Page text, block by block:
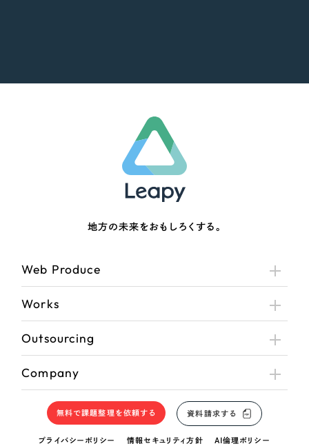
その他
さらに条件を追加する
地方の未来をおもしろくする。
Web Produce
Works
Outsourcing
Company
無料で課題整理を依頼する 資料請求する
プライバシーポリシー 情報セキュリティ方針 AI倫理ポリシー